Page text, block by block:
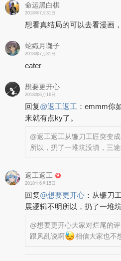
命运黑白棋
2018年7月31日
想看真结局的可以去看漫画
蛇織月囃子
2018年7月31日
eater
想要更开心
2018年6月16日
回复@返工返工 ： emmm你
来就有点ky了。
@返工返工从镰刀工匠突变
所以，扔了一堆坑没填，三途
返工返工
2018年6月15日
回复@想要更开心 ： 从镰刀
展逻辑不明所以，扔了一堆
@想要更开心大家对烂尾的
跟风乱说啊
相信大家也不